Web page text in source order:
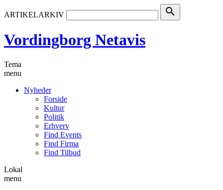
ARTIKELARKIV search
Vordingborg Netavis
Tema
menu
Nyheder
Forside
Kultur
Politik
Erhverv
Find Events
Find Firma
Find Tilbud
Lokal
menu